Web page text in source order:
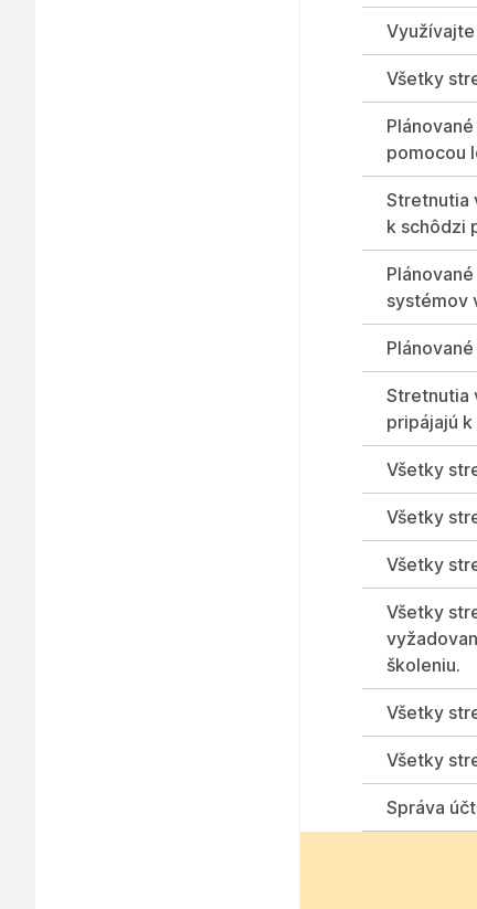
Všetky
pomocou
Stretnutia
k schôdzi
systémov
Stretnutia
pripájajú
Všetky
Všetky
Všetky
Všetky
školeniu.
Všetky
Všetky
Správa